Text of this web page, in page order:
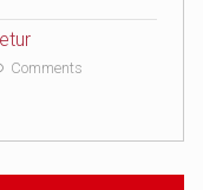
Comments